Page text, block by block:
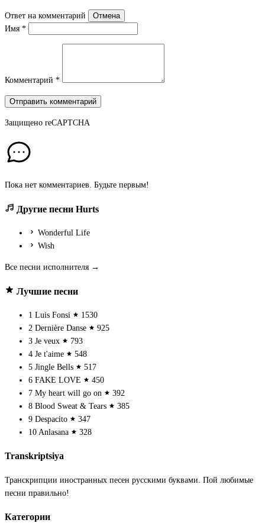
Ответ на комментарий
Отмена
Имя *
Комментарий *
Отправить комментарий
Защищено reCAPTCHA
Пока нет комментариев. Будьте первым!
Другие песни Hurts
Wonderful Life
Wish
Все песни исполнителя →
Лучшие песни
1 Luis Fonsi
1530
2 Dernière Danse
925
3 Je veux
793
4 Je t'aime
548
5 Jingle Bells
517
6 FAKE LOVE
450
7 My heart will go on
392
8 Blood Sweat & Tears
385
9 Despacito
347
10 Anlasana 328
Transkriptsiya
Транскрипции иностранных песен русскими буквами. Пой любимые
песни правильно!
Категории